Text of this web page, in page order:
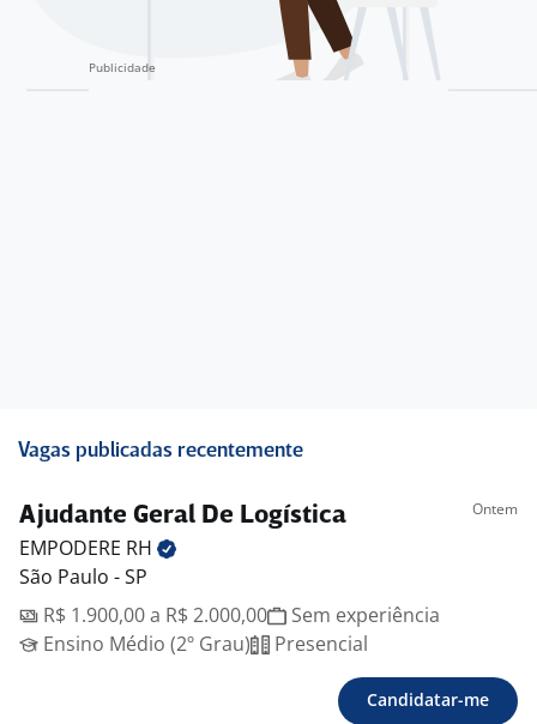
Vagas publicadas recentemente
Ajudante Geral De Logística Ontem
EMPODERE RH
São Paulo - SP
R$ 1.900,00 a R$ 2.000,00
Sem experiência
Ensino Médio (2º Grau)
Presencial
Candidatar-me